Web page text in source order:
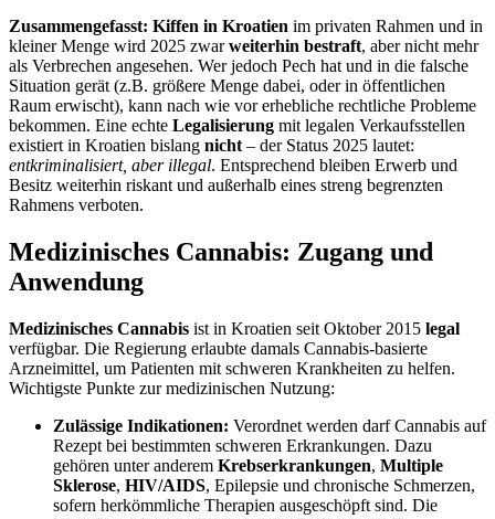
Zusammengefasst: Kiffen in Kroatien im privaten Rahmen und in
kleiner Menge wird 2025 zwarweiterhin bestraft, aber nicht mehr
als Verbrechen angesehen. Wer jedoch Pech hat und in die falsche
Situation gerät (z.B. größere Menge dabei, oder in öffentlichen
Raum erwischt), kann nach wie vor erhebliche rechtliche Probleme
bekommen. Eine echte Legalisierung mit legalen Verkaufsstellen
existiert in Kroatien bislang nicht – der Status 2025 lautet:
entkriminalisiert, aber illegal. Entsprechend bleiben Erwerb und
Besitz weiterhin riskant und außerhalb eines streng begrenzten
Rahmens verboten.
Medizinisches Cannabis: Zugang und
Anwendung
Medizinisches Cannabis ist in Kroatien seit Oktober 2015 legal
verfügba​r. Die Regierung erlaubte damals Cannabis-basierte
Arzneimittel, um Patienten mit schweren Krankheiten zu helfen.
Wichtigste Punkte zur medizinischen Nutzung:
Zulässige Indikationen: Verordnet werden darf Cannabis auf
Rezept bei bestimmten schweren Erkrankungen. Dazu
gehören unter anderem Krebserkrankungen, Multiple
Sklerose, HIV/AIDS, Epilepsie und chronische Schmerzen,
sofern herkömmliche Therapien ausgeschöpft sind. Die